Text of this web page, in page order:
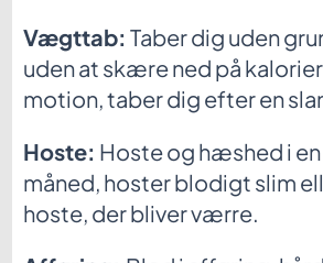
Vægttab: Taber dig uden
uden at skære ned på
motion, taber dig efter en
Hoste: Hoste og hæshed i
måned, hoster blodigt slim
hoste, der bliver værre.